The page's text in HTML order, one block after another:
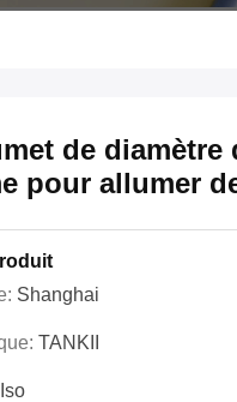
de diamètre
pour allumer
Shanghai
TANKII
Iso